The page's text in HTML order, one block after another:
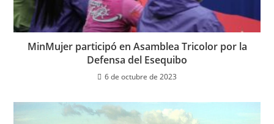
MinMujer participó en Asamblea Tricolor por la
Defensa del Esequibo
6 de octubre de 2023